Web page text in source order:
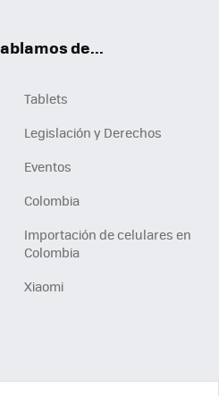
de...
Tablets
Legislación y Derechos
Eventos
Colombia
Importación de celulares en
Colombia
Xiaomi